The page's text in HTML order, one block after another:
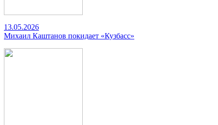
13.05.2026
Михаил Каштанов покидает «Кузбасс»